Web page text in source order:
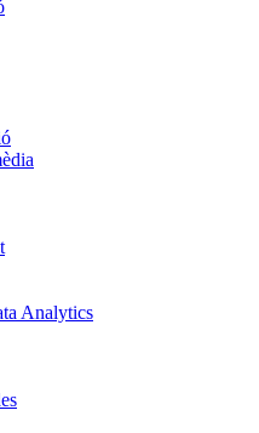
Analytics